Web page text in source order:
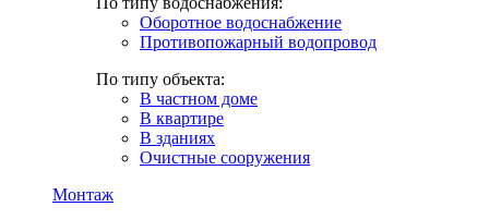
Оборотное водоснабжение
Противопожарный водопровод
По типу объекта:
В частном доме
В квартире
В зданиях
Очистные сооружения
Монтаж